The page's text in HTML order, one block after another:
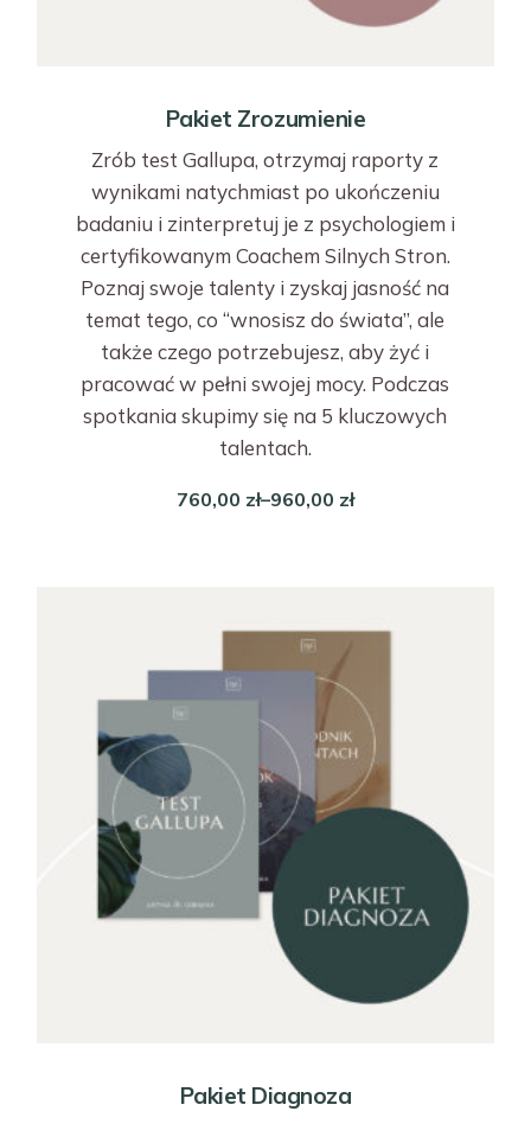
Pakiet Zrozumienie
Zrób test Gallupa, otrzymaj raporty z
wynikami natychmiast po ukończeniu
badaniu i zinterpretuj je z psychologiem i
certyfikowanym Coachem Silnych Stron.
Poznaj swoje talenty i zyskaj jasność na
temat tego, co “wnosisz do świata”, ale
także czego potrzebujesz, aby żyć i
pracować w pełni swojej mocy. Podczas
spotkania skupimy się na 5 kluczowych
talentach.
760,00 zł–960,00 zł
Pakiet Diagnoza